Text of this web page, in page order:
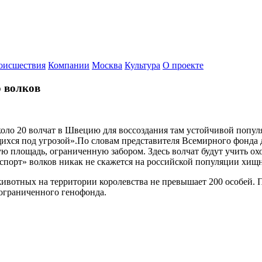
Компании Москва Культура О проекте
волков
20 волчат в Швецию для воссоздания там устойчивой
под угрозой».По словам представителя Всемирного
ограниченную забором. Здесь волчат будут учить
волков никак не скажется на российской популяции
на территории королевства не превышает 200
генофонда.